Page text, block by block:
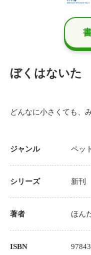
ぼくはないた
どんなに小さくても、
ジャンル ペッ
シリーズ 新刊
著者 ほん
ISBN